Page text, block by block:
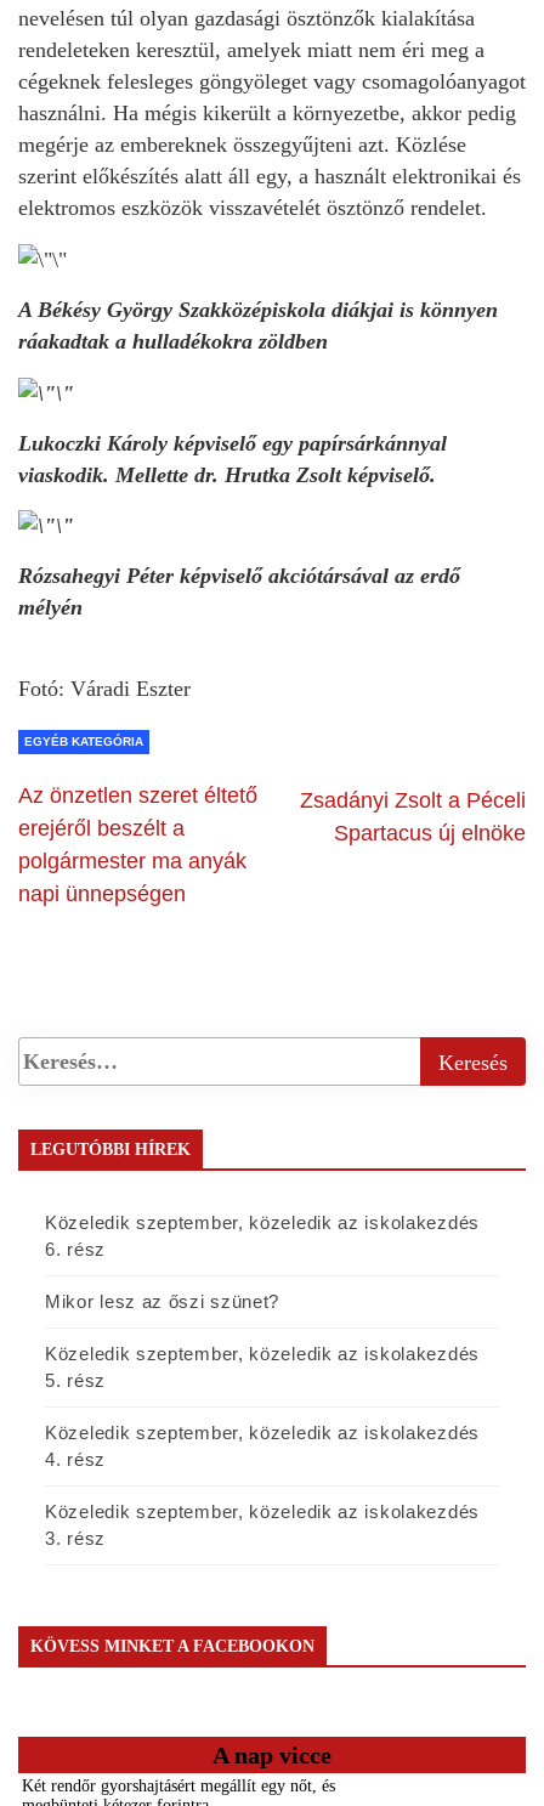
nevelésen túl olyan gazdasági ösztönzők kialakítása
rendeleteken keresztül, amelyek miatt nem éri meg a
cégeknek felesleges göngyöleget vagy csomagolóanyagot
használni. Ha mégis kikerült a környezetbe, akkor pedig
megérje az embereknek összegyűjteni azt. Közlése
szerint előkészítés alatt áll egy, a használt elektronikai és
elektromos eszközök visszavételét ösztönző rendelet.
A Békésy György Szakközépiskola diákjai is könnyen
ráakadtak a hulladékokra zöldben
Lukoczki Károly képviselő egy papírsárkánnyal
viaskodik. Mellette dr. Hrutka Zsolt képviselő.
Rózsahegyi Péter képviselő akciótársával az erdő
mélyén
Fotó: Váradi Eszter
EGYÉB KATEGÓRIA
Az önzetlen szeret éltető
erejéről beszélt a
polgármester ma anyák
napi ünnepségen
Zsadányi Zsolt a Péceli
Spartacus új elnöke
LEGUTÓBBI HÍREK
Közeledik szeptember, közeledik az iskolakezdés
6. rész
Mikor lesz az őszi szünet?
Közeledik szeptember, közeledik az iskolakezdés
5. rész
Közeledik szeptember, közeledik az iskolakezdés
4. rész
Közeledik szeptember, közeledik az iskolakezdés
3. rész
KÖVESS MINKET A FACEBOOKON
A nap vicce